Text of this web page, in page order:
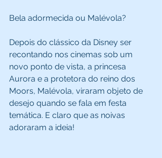
Bela adormecida ou Malévola?
Depois do clássico da Disney ser
recontando nos cinemas sob um
novo ponto de vista, a princesa
Aurora e a protetora do reino dos
Moors, Malévola, viraram objeto de
desejo quando se fala em festa
temática. E claro que as noivas
adoraram a ideia!